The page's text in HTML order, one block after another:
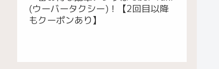
(ウーバータクシー)！【2回目以降
もクーポンあり】